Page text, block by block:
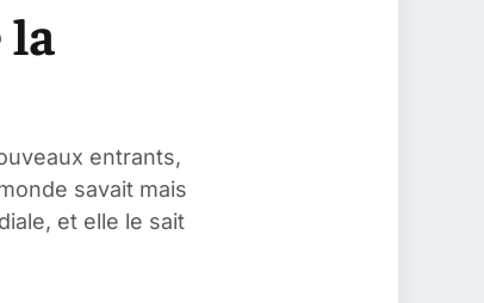
la
entrants,
savait mais
et elle le sait